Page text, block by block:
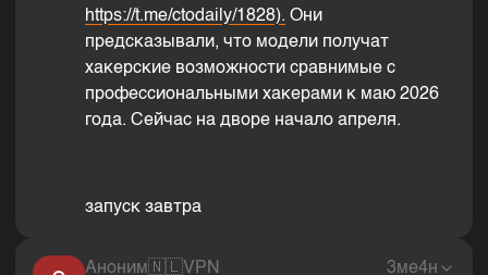
https://t.me/ctodaily/1828). Они
предсказывали, что модели получат
хакерские возможности сравнимые с
профессиональными хакерами к маю 2026
года. Сейчас на дворе начало апреля.
запуск завтра
Аноним🇳🇱VPN 3ме4н